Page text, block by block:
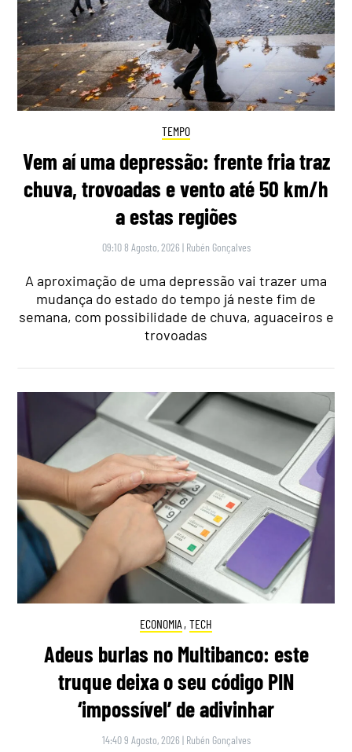
TEMPO
Vem aí uma depressão: frente fria traz
chuva, trovoadas e vento até 50 km/h
a estas regiões
09:10 8 Agosto, 2026 | Rubén Gonçalves
A aproximação de uma depressão vai trazer uma
mudança do estado do tempo já neste fim de
semana, com possibilidade de chuva, aguaceiros e
trovoadas
ECONOMIA , TECH
Adeus burlas no Multibanco: este
truque deixa o seu código PIN
‘impossível’ de adivinhar
14:40 9 Agosto, 2026 | Rubén Gonçalves